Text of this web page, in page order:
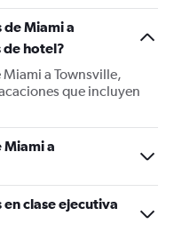
de Miami a
de hotel?
a Townsville,
que incluyen
Miami a
clase ejecutiva